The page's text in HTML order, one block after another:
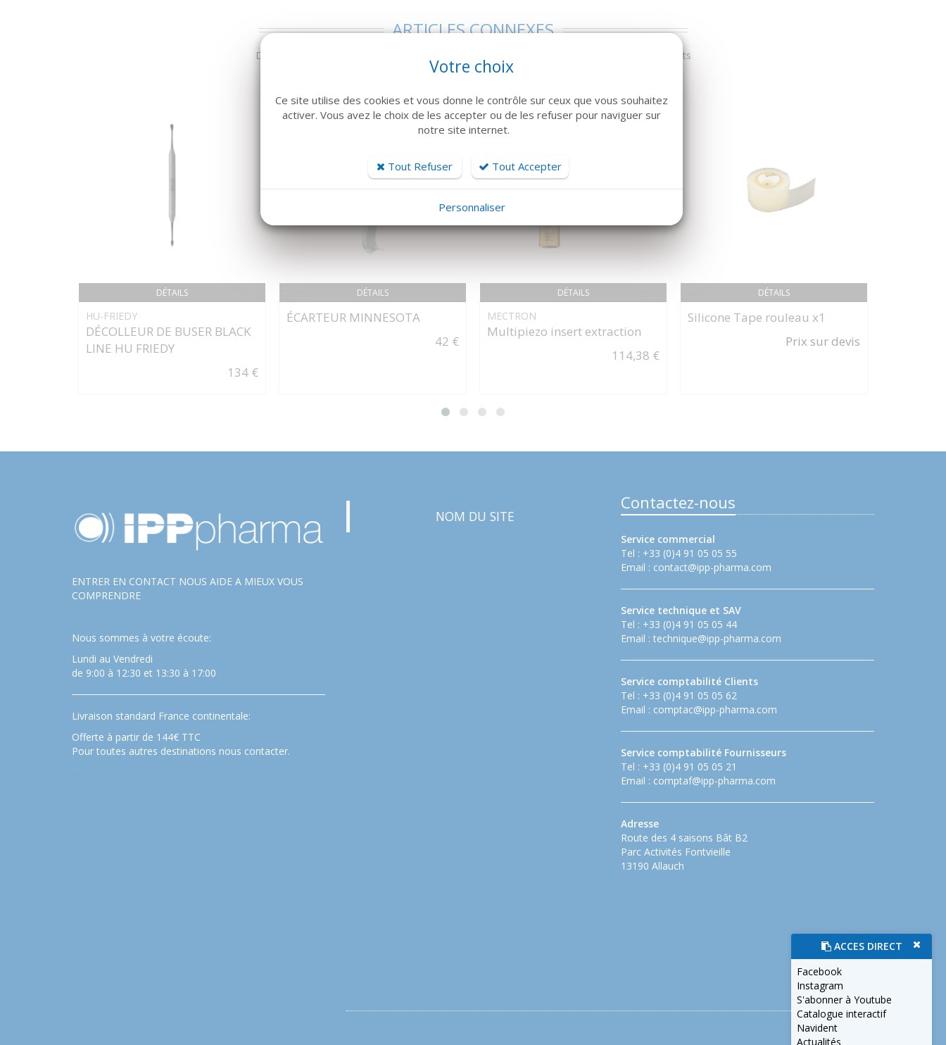
ARTICLES CONNEXES
Dans la même famille de produits, découvrez également ces produits plébiscités par nos clients
DÉTAILS
HU-FRIEDY
DÉCOLLEUR DE BUSER BLACK
LINE HU FRIEDY
134 €
DÉTAILS
ÉCARTEUR MINNESOTA
42 €
DÉTAILS
MECTRON
Multipiezo insert extraction
114,38 €
DÉTAILS
Silicone Tape rouleau x1
Prix sur devis
ENTRER EN CONTACT NOUS AIDE A MIEUX VOUS
COMPRENDRE
Nous sommes à votre écoute:
Lundi au Vendredi
de 9:00 à 12:30 et 13:30 à 17:00
Livraison standard France continentale:
Offerte à partir de 144€ TTC
Pour toutes autres destinations nous contacter.
…
NOM DU SITE
Contactez-nous
Service commercial
Tel : +33 (0)4 91 05 05 55
Email : contact@ipp-pharma.com
Service technique et SAV
Tel : +33 (0)4 91 05 05 44
Email : technique@ipp-pharma.com
Service comptabilité Clients
Tel : +33 (0)4 91 05 05 62
Email : comptac@ipp-pharma.com
Service comptabilité Fournisseurs
Tel : +33 (0)4 91 05 05 21
Email : comptaf@ipp-pharma.com
Adresse
Route des 4 saisons Bât B2
Parc Activités Fontvieille
13190 Allauch
ACCES DIRECT
Facebook
Instagram
S'abonner à Youtube
Catalogue interactif
Navident
Actualités
Votre choix
Ce site utilise des cookies et vous donne le contrôle sur ceux que vous souhaitez
activer. Vous avez le choix de les accepter ou de les refuser pour naviguer sur
notre site internet.
Tout Refuser Tout Accepter
Personnaliser